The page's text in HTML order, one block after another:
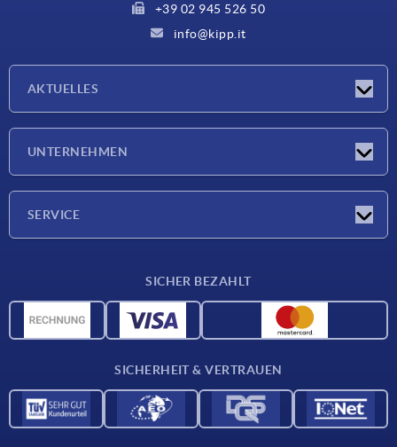
+39 02 945 526 50
info@kipp.it
AKTUELLES
UNTERNEHMEN
SERVICE
CAD-Daten
SICHER BEZAHLT
SICHERHEIT & VERTRAUEN